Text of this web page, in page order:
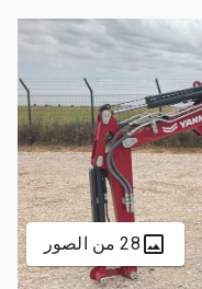
28 من الصور